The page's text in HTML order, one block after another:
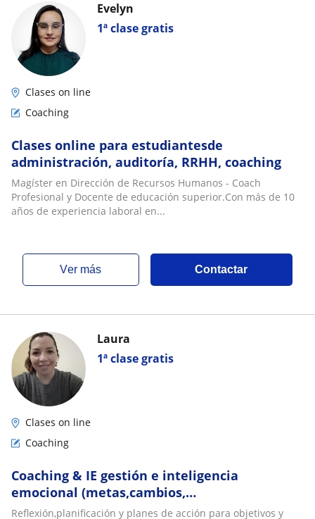
1ª clase gratis
Evelyn
Clases on line
Coaching
Clases online para estudiantesde
administración, auditoría, RRHH, coaching
Magíster en Dirección de Recursos Humanos - Coach
Profesional y Docente de educación superior.Con más de 10
años de experiencia laboral en...
ver más Contactar
1ª clase gratis
Laura
Clases on line
Coaching
Coaching & IE gestión e inteligencia
emocional (metas,cambios,
comportamiento/actitud, gestión
Reflexión,planificación y planes de acción para objetivos y